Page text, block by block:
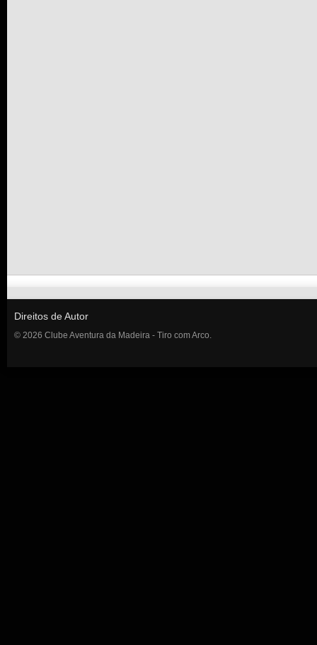
Direitos de Autor
© 2026 Clube Aventura da Madeira - Tiro com Arco.